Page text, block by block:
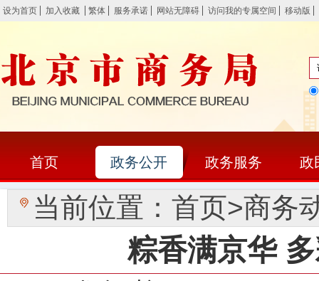
设为首页 加入收藏 繁体 服务承诺 网站无障碍 访问我的专属空间 移动版
首页 政务公开 政务服务 政
当前位置： 首页>商务
粽香满京华